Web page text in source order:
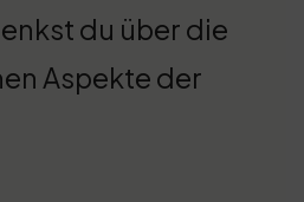
du über die
Aspekte der